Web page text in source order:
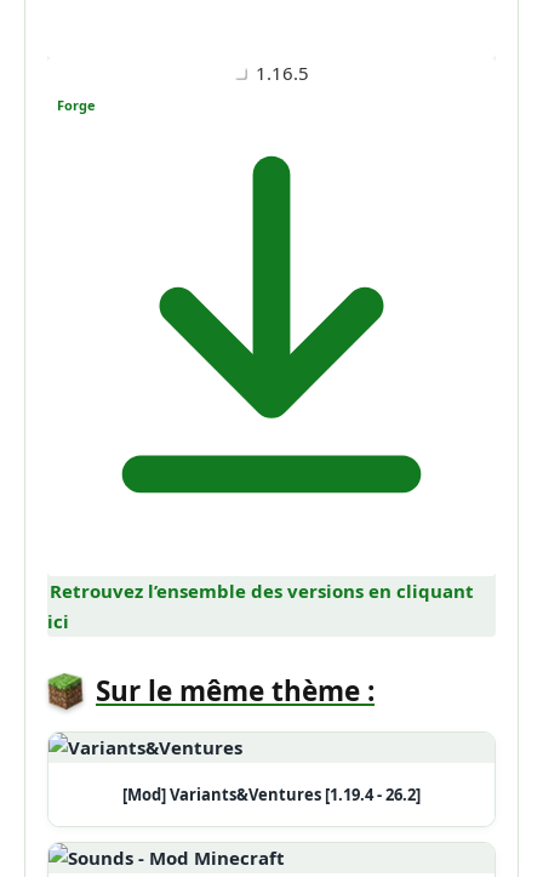
1.16.5
Forge
Retrouvez l’ensemble des versions en cliquant
ici
Sur le même thème :
[Mod] Variants&Ventures [1.19.4 - 26.2]